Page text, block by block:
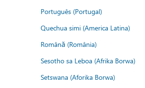
Português (Portugal)
Quechua simi (America Latina)
Română (România)
Sesotho sa Leboa (Afrika Borwa)
Setswana (Aforika Borwa)